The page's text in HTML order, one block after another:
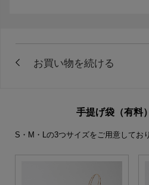
手提げ袋（有料
S・M・Lの3つサイズをご用意してお